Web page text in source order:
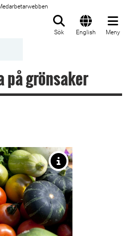
Sök English Meny
på grönsaker